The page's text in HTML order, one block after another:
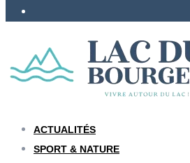
ACTUALITÉS
SPORT & NATURE